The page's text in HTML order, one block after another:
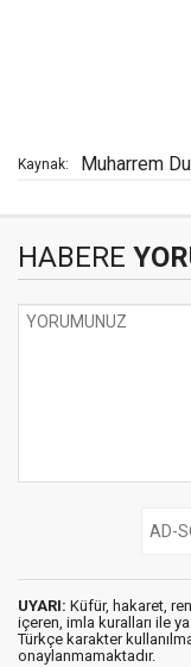
Kaynak: Muharrem
HABERE
UYARI: Küfür, hakaret,
içeren, imla kuralları ile
Türkçe karakter
onaylanmamaktadır.